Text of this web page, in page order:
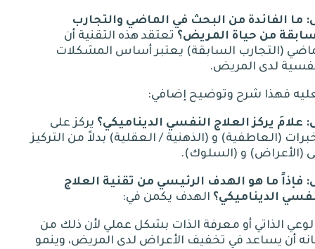
: ما الفائدة من البحث في الماضي والتجارب
من حياة المريض؟ تعتقد هذه التقنية أن
(التجارب السابقة) يعتبر أساس المشكلات
لدى المريض.
فهذا شرح وتوضيح إضافي:
: علامَ يركز العلاج النفسي الديناميكي؟ يركز على
(العاطفية) و (الذهنية / العقلية) بدلاً من التركيز
(الأعراض) و (السلوك).
: فإذاً ما هو الهدف الرئيسي من تقنية العلاج
الديناميكي؟ الهدف يكمن في:
الوعي الذاتي أو معرفة الذات بشكل عملي لأن ذلك من
أن يساعد في تخفيف الأعراض لدى المريض، وينمو